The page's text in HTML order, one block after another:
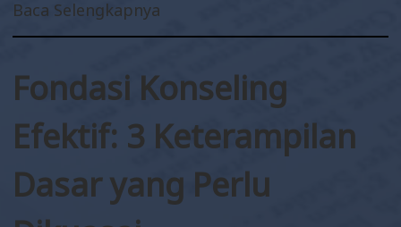
Baca Selengkapnya
Fondasi Konseling
Efektif: 3 Keterampilan
Dasar yang Perlu